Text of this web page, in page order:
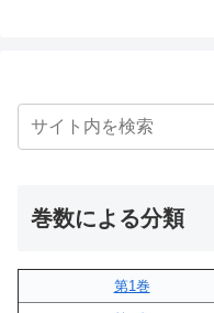
巻数による分類
第1巻